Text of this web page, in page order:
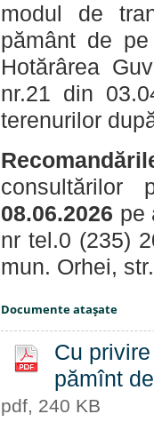
modul de
pământ de
Hotărârea
nr.21 din
terenurilor
08.06.2026 pe
nr tel.0 (235)
mun. Orhei,
Documente ataşate
Cu
pămînt
pdf, 240 KB